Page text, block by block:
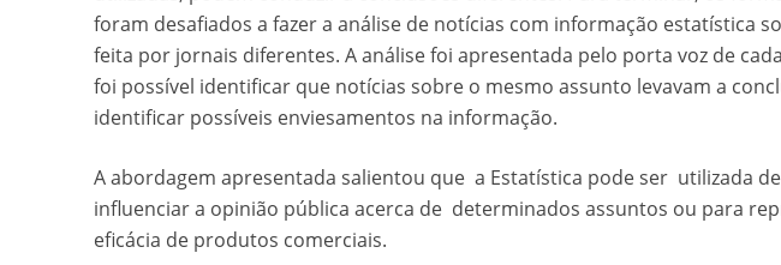
foram desafiados a fazer a análise de notícias com informação estatística
feita por jornais diferentes. A análise foi apresentada pelo porta voz de
foi possível identificar que notícias sobre o mesmo assunto levavam a
identificar possíveis enviesamentos na informação.
A abordagem apresentada salientou que a Estatística pode ser utilizada
influenciar a opinião pública acerca de determinados assuntos ou para
eficácia de produtos comerciais.